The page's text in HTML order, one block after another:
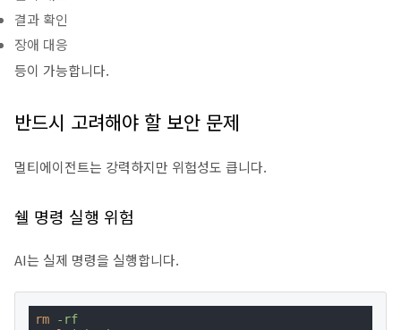
결과 확인
장애 대응
등이 가능합니다.
반드시 고려해야 할 보안 문제
멀티에이전트는 강력하지만 위험성도 큽니다.
쉘 명령 실행 위험
AI는 실제 명령을 실행합니다.
rm
-rf